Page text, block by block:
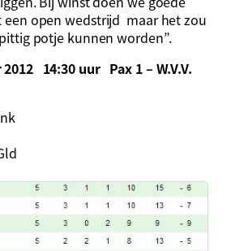
een open wedstrijd maar het zou
potje kunnen worden”.
14:30 uur Pax 1 – W.V.V.